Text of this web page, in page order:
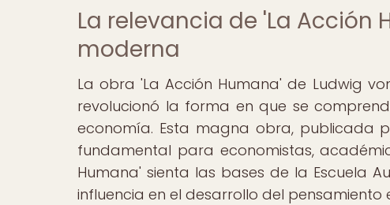
La relevancia de 'La
moderna
La obra 'La Acción Humana' de Ludwig
revolucionó la forma en que se
economía. Esta magna obra, publicada
fundamental para economistas,
Humana' sienta las bases de la Escuela
influencia en el desarrollo del pensamiento